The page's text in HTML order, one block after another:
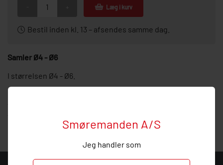
Smøremanden A/S
Jeg handler som
Læg i kurv
Bestil inden kl. 13 – afsendes samme dag.
Samler Ø4 - Ø6
I størrelsen Ø4 - Ø6.